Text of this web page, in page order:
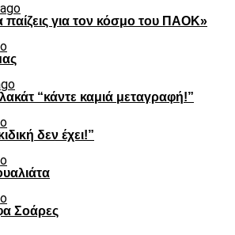
για τον κόσμο του ΠΑΟΚ»
“κάντε καμιά μεταγραφή!”
δεν έχει!”
Σοάρες